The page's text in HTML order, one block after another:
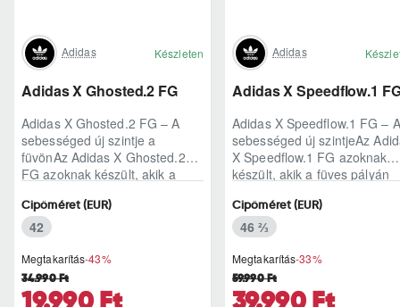
Adidas Készleten
Adidas X Ghosted.2 FG
Adidas X Ghosted.2 FG – A
sebességed új szintje a
füvönAz Adidas X Ghosted.2
FG azoknak készült, akik a
pillanataiban is azonnal r..
Megtakarítás-43%
34.990 Ft
Cipőméret (EUR)
42
Adidas
Adidas X Speedflow.1
Adidas X Speedflow.1 FG – A
sebességed új szintjeAz
X Speedflow.1 FG azoknak
készült, akik a füves pályán
ritmust diktál..
Megtakarítás-33%
59.990 Ft
Cipőméret (EUR)
46 ⅔